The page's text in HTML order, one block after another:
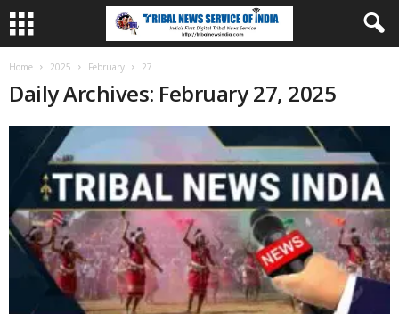
Home 2025 February 27
Daily Archives: February 27, 2025